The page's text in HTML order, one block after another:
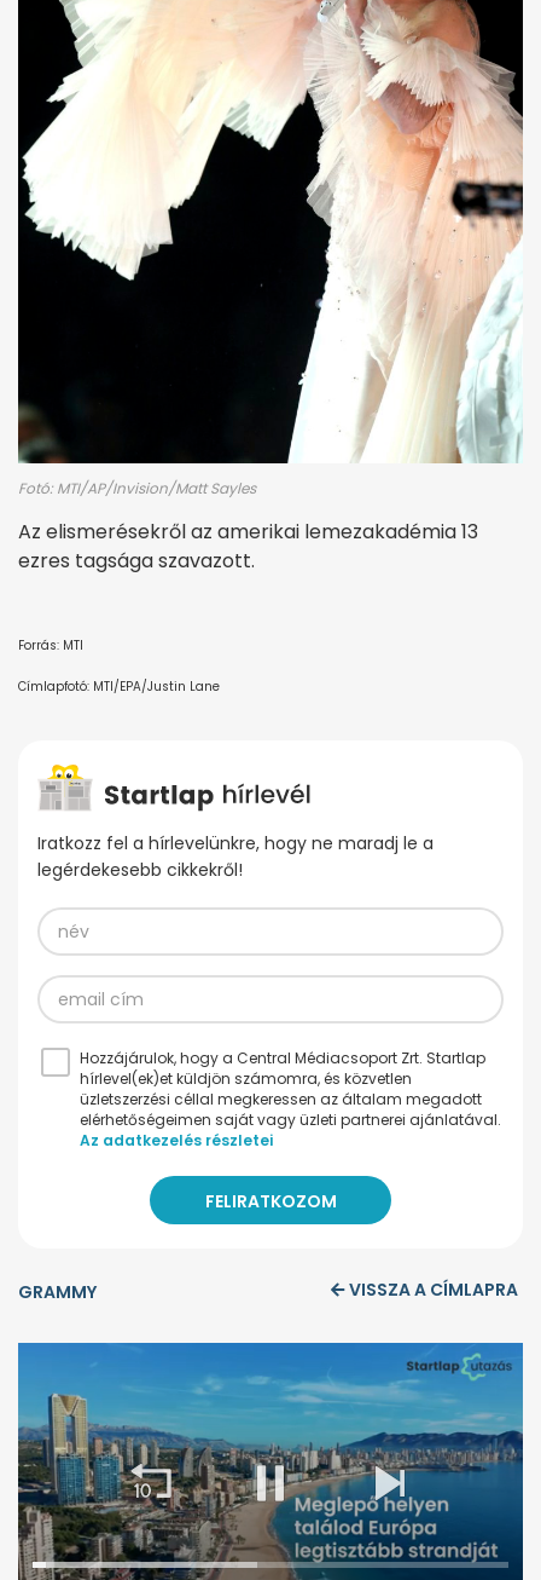
Fotó: MTI/AP/Invision/Matt Sayles
Az elismerésekről az amerikai lemezakadémia 13
ezres tagsága szavazott.
Forrás: MTI
Címlapfotó: MTI/EPA/Justin Lane
Iratkozz fel a hírlevelünkre, hogy ne maradj le a
legérdekesebb cikkekről!
Hozzájárulok, hogy a Central Médiacsoport Zrt. Startlap
hírlevel(ek)et küldjön számomra, és közvetlen
üzletszerzési céllal megkeressen az általam megadott
elérhetőségeimen saját vagy üzleti partnerei ajánlatával.
Az adatkezelés részletei
GRAMMY VISSZA A CÍMLAPRA